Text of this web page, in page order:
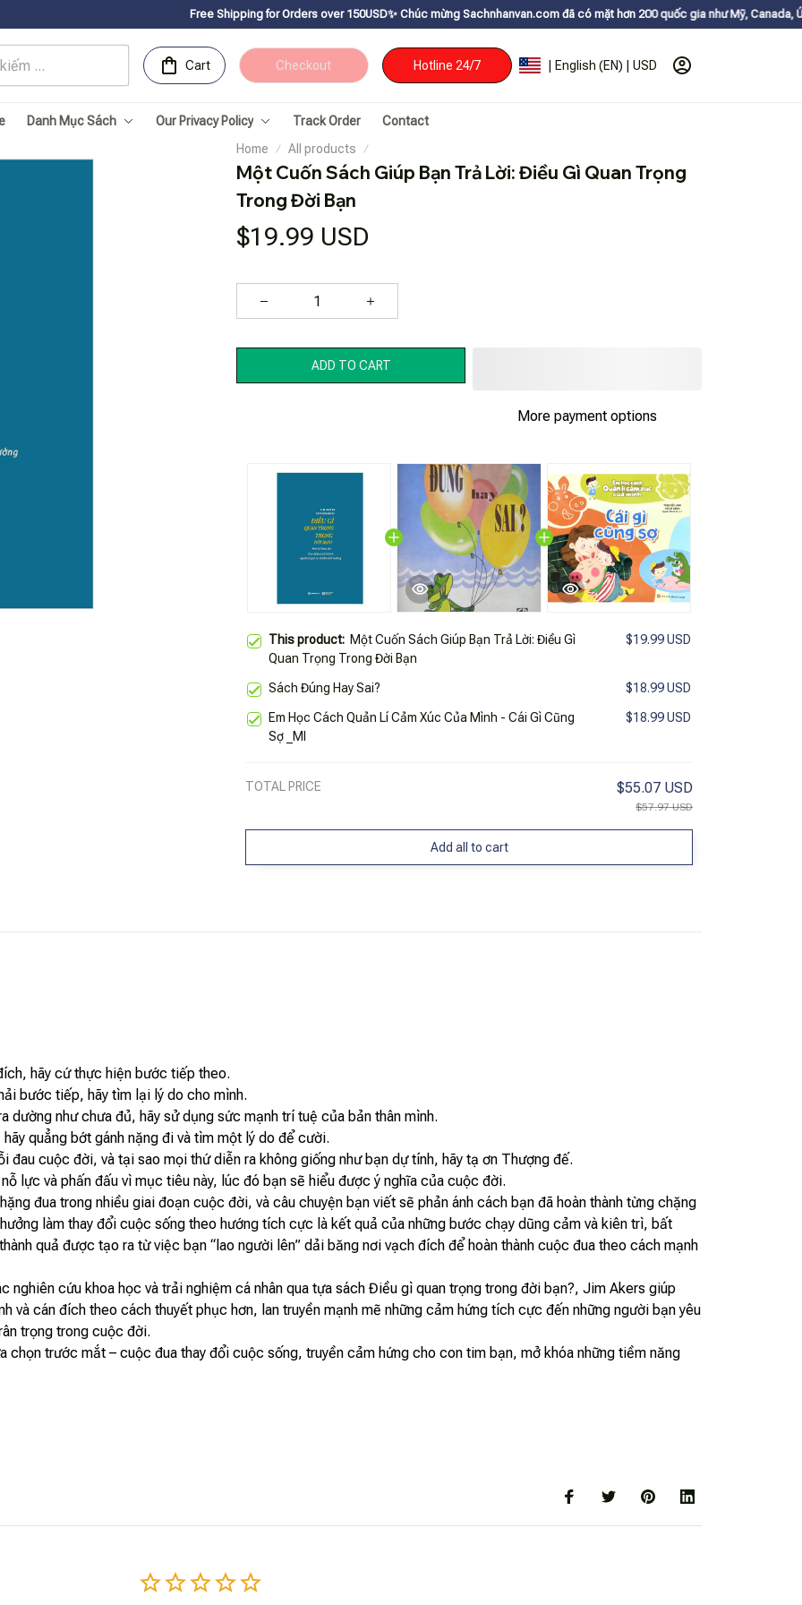
Free Shipping for Orders over 150USDㅤ✨ Chúc mừng Sachnhanvan.com đã có mặt hơn 200 quốc gia như Mỹ, Canada, Úc, Nhật, Hàn,
Cart Checkout Hotline 24/7 | English (EN) | USD
Danh Mục Sách Our Privacy Policy Track Order
Contact
Home
All products
Một Cuốn Sách Giúp Bạn Trả Lời: Điều Gì Quan Trọng
Trong Đời Bạn
$19.99 USD
ADD TO CART
More payment options
This product: Một Cuốn Sách Giúp Bạn Trả Lời: Điều Gì
Quan Trọng Trong Đời Bạn
$19.99 USD
Sách Đúng Hay Sai? $18.99 USD
Em Học Cách Quản Lí Cảm Xúc Của Mình - Cái Gì Cũng
Sợ _Ml
$18.99 USD
TOTAL PRICE $55.07 USD
$57.97 USD
Add all to cart
hãy cứ thực hiện bước tiếp theo.
bước tiếp, hãy tìm lại lý do cho mình.
dường như chưa đủ, hãy sử dụng sức mạnh trí tuệ của bản thân mình.
quẳng bớt gánh nặng đi và tìm một lý do để cười.
đau cuộc đời, và tại sao mọi thứ diễn ra không giống như bạn dự tính, hãy tạ ơn Thượng đế.
lực và phấn đấu vì mục tiêu này, lúc đó bạn sẽ hiểu được ý nghĩa của cuộc đời.
đua trong nhiều giai đoạn cuộc đời, và câu chuyện bạn viết sẽ phản ánh cách bạn đã hoàn thành từng chặng
làm thay đổi cuộc sống theo hướng tích cực là kết quả của những bước chạy dũng cảm và kiên trì, bất
quả được tạo ra từ việc bạn “lao người lên” dải băng nơi vạch đích để hoàn thành cuộc đua theo cách mạnh
nghiên cứu khoa học và trải nghiệm cá nhân qua tựa sách Điều gì quan trọng trong đời bạn?, Jim Akers giúp
và cán đích theo cách thuyết phục hơn, lan truyền mạnh mẽ những cảm hứng tích cực đến những người bạn yêu
trọng trong cuộc đời.
chọn trước mắt – cuộc đua thay đổi cuộc sống, truyền cảm hứng cho con tim bạn, mở khóa những tiềm năng